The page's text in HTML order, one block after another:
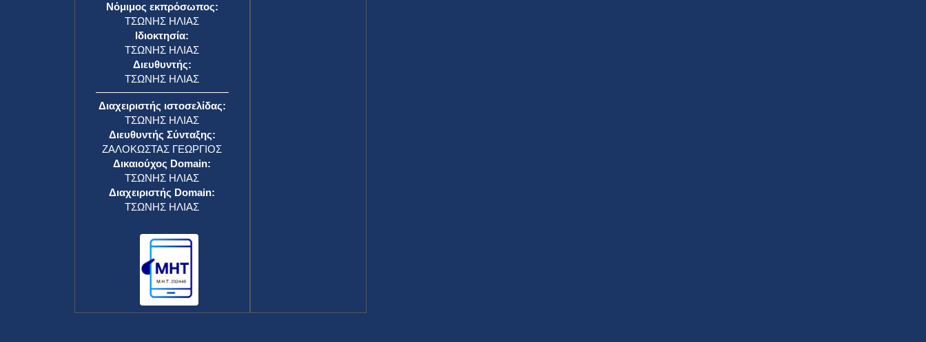
Νόμιμος εκπρόσωπος:
ΤΣΩΝΗΣ ΗΛΙΑΣ
Ιδιοκτησία:
ΤΣΩΝΗΣ ΗΛΙΑΣ
Διευθυντής:
ΤΣΩΝΗΣ ΗΛΙΑΣ
Διαχειριστής ιστοσελίδας:
ΤΣΩΝΗΣ ΗΛΙΑΣ
Διευθυντής Σύνταξης:
ΖΑΛΟΚΩΣΤΑΣ ΓΕΩΡΓΙΟΣ
Δικαιούχος Domain:
ΤΣΩΝΗΣ ΗΛΙΑΣ
Διαχειριστής Domain:
ΤΣΩΝΗΣ ΗΛΙΑΣ